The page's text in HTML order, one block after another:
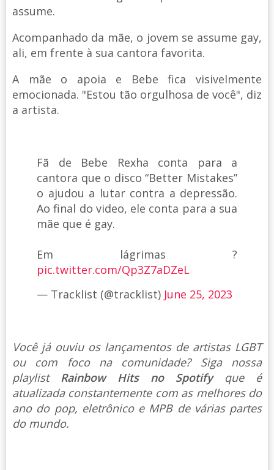
assume.
Acompanhado da mãe, o jovem se assume gay,
ali, em frente à sua cantora favorita.
A mãe o apoia e Bebe fica visivelmente
emocionada. "Estou tão orgulhosa de você", diz
a artista.
Fã de Bebe Rexha conta para a
cantora que o disco “Better Mistakes”
o ajudou a lutar contra a depressão.
Ao final do video, ele conta para a sua
mãe que é gay.
Em lágrimas ?
pic.twitter.com/Qp3Z7aDZeL
— Tracklist (@tracklist) June 25, 2023
Você já ouviu os lançamentos de artistas LGBT
ou com foco na comunidade? Siga nossa
playlist Rainbow Hits no Spotify que é
atualizada constantemente com as melhores do
ano do pop, eletrônico e MPB de várias partes
do mundo.